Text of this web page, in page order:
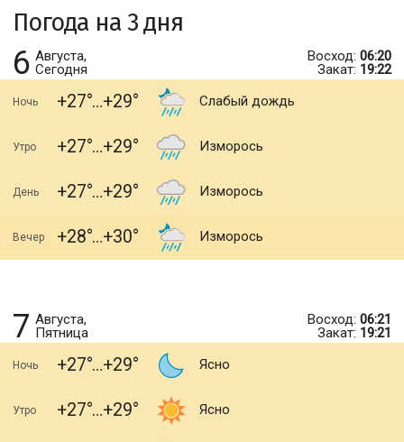
Погода на 3 дня
6 Августа,
Сегодня
Восход: 06:20
Закат: 19:22
Ночь +27 +29 Слабый дождь
Утро +27 +29 Изморось
День +27 +29 Изморось
Вечер +28 +30 Изморось
7 Августа,
Пятница
Восход: 06:21
Закат: 19:21
Ночь +27 +29 Ясно
Утро +27 +29 Ясно